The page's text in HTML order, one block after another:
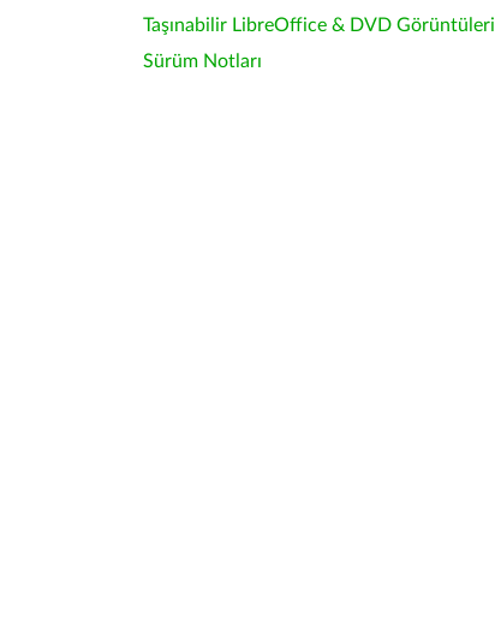
Taşınabilir LibreOffice & DVD Görüntüleri
Sürüm Notları